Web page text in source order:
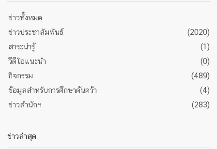
ข่าวทั้งหมด
ข่าวประชาสัมพันธ์
(2020)
สาระน่ารู้
(1)
วีดีโอแนะนำ
(0)
กิจกรรม
(489)
ข้อมูลสำหรับการศึกษาค้นคว้า
(4)
ข่าวสำนักฯ
(283)
ข่าวล่าสุด